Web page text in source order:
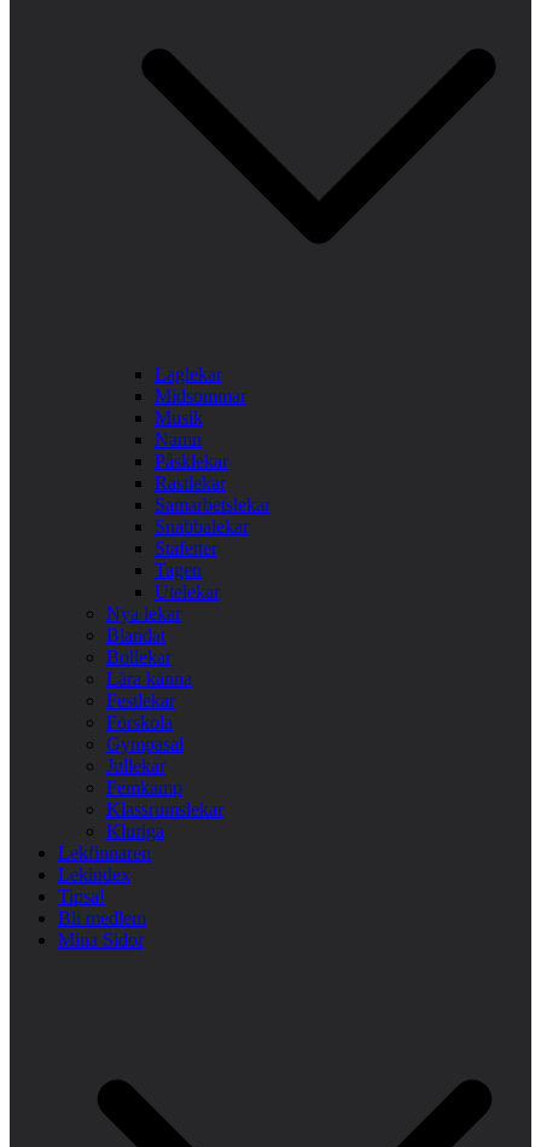
Laglekar
Midsommar
Musik
Namn
Påsklekar
Rastlekar
Samarbetslekar
Snabbalekar
Stafetter
Tagen
Utelekar
Nya lekar
Blandat
Bollekar
Lära känna
Festlekar
Förskola
Gympasal
Jullekar
Femkamp
Klassrumslekar
Kluriga
Lekfinnaren
Lekindex
Tipsa!
Bli medlem
Mina Sidor